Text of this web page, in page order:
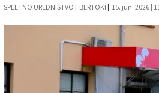
Uredništvo
Oglasi
SPLETNO UREDNIŠTVO | BERTOKI | 15. jun. 2026 |